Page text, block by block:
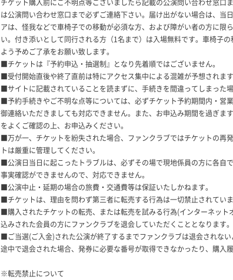
チケット購入前にご不明点等ございましたら記載の公演問い合わせ窓
は公演問い合わせ窓口まで必ずご連絡下さい。届け出がない場合は、
アは、怪我などで車椅子での移動が必須な方、および障がい者の方に
い。付き添いとして同行される方（1名まで）は入場無料です。車椅子
よう予めご了承をお願い致します。
■チケットは『予約申込・抽選制』となり先着順ではございません。
■受付開始直後や終了直前は特にアクセス集中による混雑が予想されま
■サイトに記載されていることを読まずに、手続きを間違ってしまった
■予約手続きやご不明な点等については、必ずチケット予約期間内・営
御連絡いただきましても対応できません。また、お申込み期間を過ぎ
をよくご確認の上、お申込みください。
■万が一、チケットを紛失された場合、ファンクラブではチケットの再
トは厳重に管理してください。
■公演日当日に起こったトラブルは、必ずその場で現地係員の方に各自
事実確認ができませんので、対応できません。
■公演中止・延期の場合の旅費・交通費等は保証いたしかねます。
■チケットは、理由を問わず第三者に転売する行為は一切禁止されてい
■購入されたチケットの転売、または転売を試みる行為(インターネッ
込みされた会員の方にファンクラブを退会していただくこととなります。
■ご当選(ご入金)された公演が終了するまでファンクラブは退会されない
途中で退会された場合、発券に必要な番号が取得できなかったり、購入
※転売禁止について